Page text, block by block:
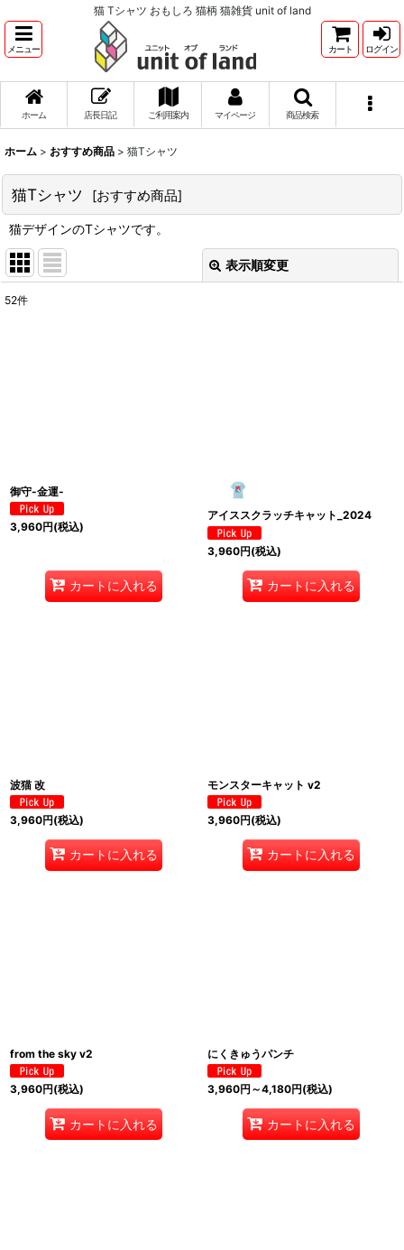
猫 Tシャツ おもしろ 猫柄 猫雑貨 unit of land
メニュー カート ログイン
ホーム 店長日記 ご利用案内 マイページ 商品検索
ホーム > おすすめ商品 > 猫Tシャツ
猫Tシャツ [おすすめ商品]
猫デザインのTシャツです。
表示順変更
52件
御守-金運-
3,960円(税込)
カートに入れる
アイススクラッチキャット_2024
3,960円(税込)
カートに入れる
波猫 改
3,960円(税込)
カートに入れる
モンスターキャット v2
3,960円(税込)
カートに入れる
from the sky v2
3,960円(税込)
カートに入れる
にくきゅうパンチ
3,960円 ～4,180円(税込)
カートに入れる